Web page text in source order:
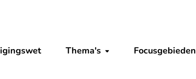
Thema's Submenu tonen
Focusgebieden